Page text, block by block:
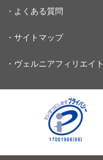
・よくある質問
・サイトマップ
・ヴェルニアフィリエイト